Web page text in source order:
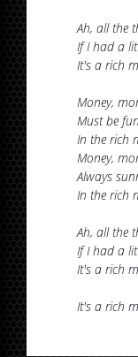
Ah, all the
If I had a
It's a rich
Money,
Must be
In the rich
Money,
Always
In the rich
Ah, all the
If I had a
It's a rich
It's a rich